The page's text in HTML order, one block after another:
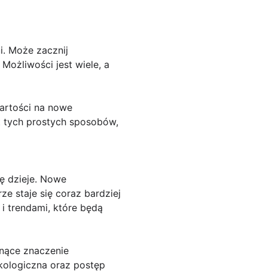
Może zacznij
jest wiele, a
na nowe
prostych sposobów,
dzieje. Nowe
staje się coraz bardziej
trendami, które będą
znaczenie
oraz postęp